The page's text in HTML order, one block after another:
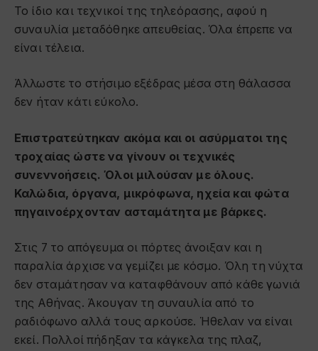
Το ίδιο και τεχνικοί της τηλεόρασης, αφού η
συναυλία μεταδόθηκε απευθείας. Όλα έπρεπε να
είναι τέλεια.
Άλλωστε το στήσιμο εξέδρας μέσα στη θάλασσα
δεν ήταν κάτι εύκολο.
Επιστρατεύτηκαν ακόμα και οι ασύρματοι της
τροχαίας ώστε να γίνουν οι τεχνικές
συνεννοήσεις. Όλοι μιλούσαν με όλους.
Καλώδια, όργανα, μικρόφωνα, ηχεία και φώτα
πηγαινοέρχονταν ασταμάτητα με βάρκες.
Στις 7 το απόγευμα οι πόρτες άνοιξαν και η
παραλία άρχισε να γεμίζει με κόσμο. Όλη τη νύχτα
δεν σταμάτησαν να καταφθάνουν από κάθε γωνιά
της Αθήνας. Άκουγαν τη συναυλία από το
ραδιόφωνο αλλά τους αρκούσε. Ήθελαν να είναι
εκεί. Πολλοί πήδηξαν τα κάγκελα της πλαζ,